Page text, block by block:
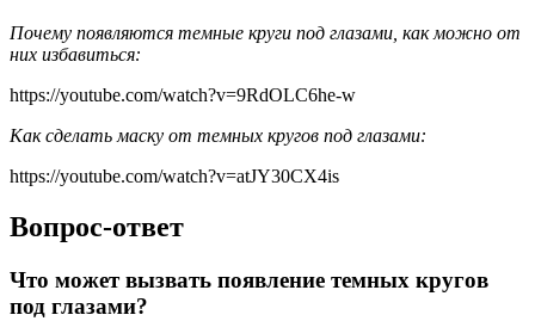
Почему появляются темные круги под глазами, как можно от
них избавиться:
https://youtube.com/watch?v=9RdOLC6he-w
Как сделать маску от темных кругов под глазами:
https://youtube.com/watch?v=atJY30CX4is
Вопрос-ответ
Что может вызвать появление темных кругов
под глазами?